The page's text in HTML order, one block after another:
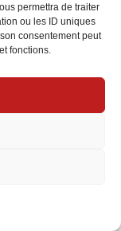
permettra de traiter
ou les ID uniques
consentement peut
fonctions.